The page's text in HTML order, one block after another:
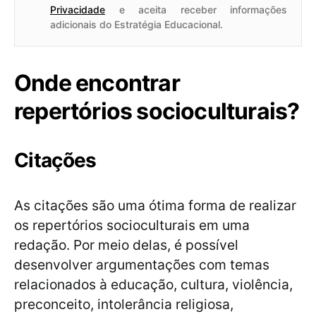
Privacidade e aceita receber informações
adicionais do Estratégia Educacional.
Onde encontrar
repertórios socioculturais?
Citações
As citações são uma ótima forma de realizar
os repertórios socioculturais em uma
redação. Por meio delas, é possível
desenvolver argumentações com temas
relacionados à educação, cultura, violência,
preconceito, intolerância religiosa,